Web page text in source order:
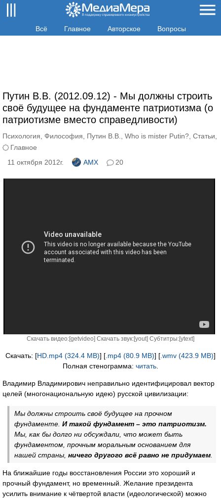
Всё Главное Авторское Вопросы
Путин В.В. (2012.09.12) - Мы должны строить
своё будущее на фундаменте патриотизма (о
патриотизме вместо справедливости)
Психология Философия Путин В.В. Who is mister Putin? Статьи
Главное
11 октября 2012г.
AMX 20
Скачать видео:[getvideo] Скачать звук:[yout] Субтитры:[ytext]
Скачать: [HD.mp4 (324.4 MB)] [ .mp4 (80.9 MB)] [ .wmv (423.9 MB)]
Полная стенограмма: читать
Владимир Владимирович неправильно идентифицировал вектор
целей (многонациональную идею) русской цивилизации:
Мы должны строить своё будущее на прочном
фундаменте. И такой фундамент – это патриотизм.
Мы, как бы долго ни обсуждали, что может быть
фундаментом, прочным моральным основанием для
нашей страны, ничего другого всё равно не придумаем
На ближайшие годы восстановления России это хороший и
прочный фундамент, но временный. Желание президента
усилить внимание к чётвертой власти (идеологической) можно